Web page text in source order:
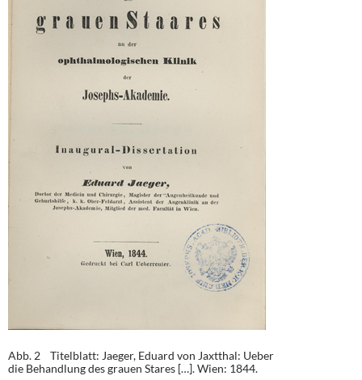
Abb. 2 Titelblatt: Jaeger, Eduard von Jaxtthal: Ueber
die Behandlung des grauen Stares […]. Wien: 1844.